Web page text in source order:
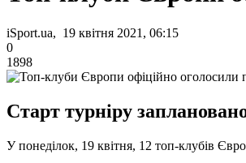
iSport.ua, 19 квітня 2021, 06:15
0
1898
Старт турніру
У понеділок, 19 квітня, 12 топ-клубів